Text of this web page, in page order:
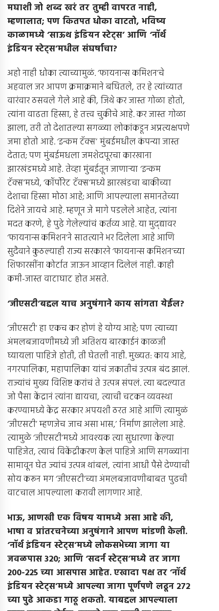
मघाशी जो शब्द खरं तर तुम्ही वापरत नाही,
म्हणालात;पण कितपत धोका वाटतो, भविष्य
काळामध्ये ‘साऊथ इंडियन स्टेट्स’ आणि ‘नॉर्थ
इंडियन स्टेट्स’मधील संघर्षाचा?
अहो नाही धोका त्याच्यामुळं. ‘फायनान्स कमिशन’चे
अहवाल जर आपण क्रमाक्रमाने बघितले, तर हे त्यांच्यात
वारंवार ठसवले गेले आहे की, जिथे कर जास्त गोळा होतो,
त्यांना वाढता हिस्सा, हे तत्त्व चुकीचे आहे. कर जास्त गोळा
झाला, तरी तो देशातल्या सगळ्या लोकांकडून अप्रत्यक्षपणे
जमा होतो आहे. ‘इन्कम टॅक्स’ मुंबईमधील कंपन्या जास्त
देतात; पण मुंबईमधला जमशेदपूरचा कारखाना
झारखंडमध्ये आहे. तेव्हा मुंबईतून जाणार्‍या ‘इन्कम
टॅक्स’मध्ये, ‘कॉर्पोरेट टॅक्स’मध्ये झारखंडचा बाकीच्या
देशाचा हिस्सा मोठा आहे; आणि आपल्याला समानतेच्या
दिशेने जायचे आहे. म्हणून जे मागे पडलेले आहेत, त्यांना
मदत करणे, हे पुढे गेलेल्यांचं कर्तव्य आहे. या मुद्द्यावर
‘फायनान्स कमिशन’ने सातत्याने भर दिलेला आहे आणि
सुदैवाने कुठल्याही राज्य सरकारने ‘फायनान्स कमिशन’च्या
शिफारसींना कोर्टात जाऊन आव्हान दिलेलं नाही. काही
कमी-जास्त वाटाघाट होत असते.
‘जीएसटी’बद्दल याच अनुषंगाने काय सांगता येईल?
‘जीएसटी’ हा एकच कर होणं हे योग्य आहे; पण त्याच्या
अंमलबजावणीमध्ये जी अतिशय बारकाईनं काळजी
घ्यायला पाहिजे होती, ती घेतली नाही. मुख्यत: काय आहे,
नगरपालिका, महापालिका यांचं जकातीचं उत्पन्न बंद झालं.
राज्यांचं मुख्य विशिष्ट करांचं ते उत्पन्न संपलं. त्या बदल्यात
जो पैसा केंद्रानं त्यांना द्यायचा, त्याची चटकन व्यवस्था
करण्यामध्ये केंद्र सरकार अपयशी ठरत आहे आणि त्यामुळं
‘जीएसटी’ म्हणजेच जाच असा भास,’ निर्माण झालेला आहे.
त्यामुळे ‘जीएसटी’मध्ये आवश्यक त्या सुधारणा केल्या
पाहिजेत, त्याचं विकेंद्रीकरण केलं पाहिजे आणि सगळ्यांना
सामावून घेत ज्यांचं उत्पन्न थांबलं, त्यांना आधी पैसे देण्याची
सोय करून मग ‘जीएसटी’च्या अंमलबजावणीबाबत पुढची
वाटचाल आपल्याला करावी लागणार आहे.
भाऊ, आणखी एक विषय यामध्ये असा आहे की,
भाषा व प्रांतरचनेच्या अनुषंगाने आपण मांडणी केली.
‘नॉर्थ इंडियन स्टेट्स’मध्ये लोकसभेच्या जागा या
जवळपास320; आणि ‘सदर्न स्टेट्स’मध्ये तर जागा
200-225च्या आसपास आहेत.एखादा पक्ष तर ‘नॉर्थ
इंडियन स्टेट्स’मध्ये आपल्या जागा पूर्णपणे लढून 272
च्या पुढे आकडा गाठू शकतो. याबद्दल आपल्याला